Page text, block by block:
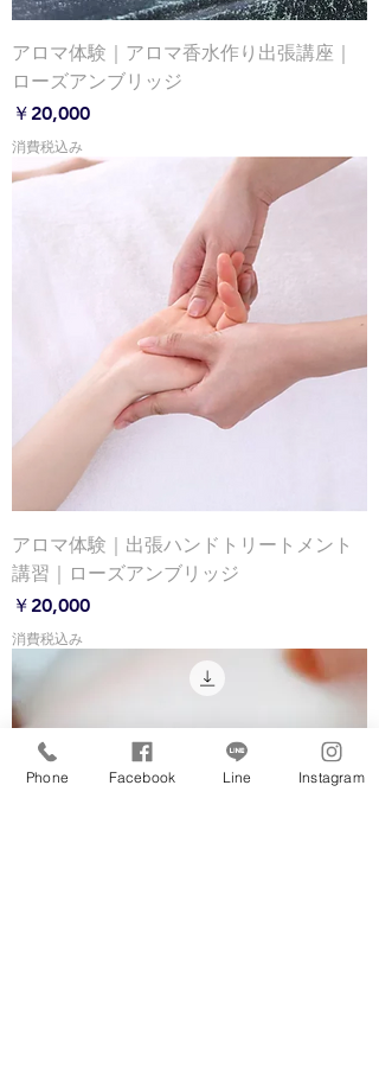
アロマ体験｜アロマ香水作り出張講座｜
ローズアンブリッジ
価格
￥20,000
消費税込み
アロマ体験｜出張ハンドトリートメント
講習｜ローズアンブリッジ
価格
￥20,000
消費税込み
Phone Facebook Line Instagram